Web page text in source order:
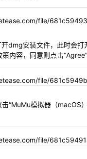
dmg安装文件，此时会打
内容，同意则点击“Agree”
“MuMu模拟器（macOS